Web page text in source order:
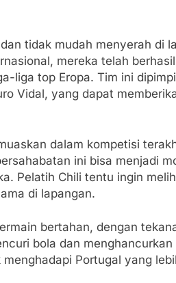
tidak mudah menyerah di
mereka telah
liga top Eropa. Tim ini
Vidal, yang dapat
dalam kompetisi
ini bisa menjadi
Pelatih Chili tentu ingin
di lapangan.
bertahan, dengan
bola dan
Portugal yang